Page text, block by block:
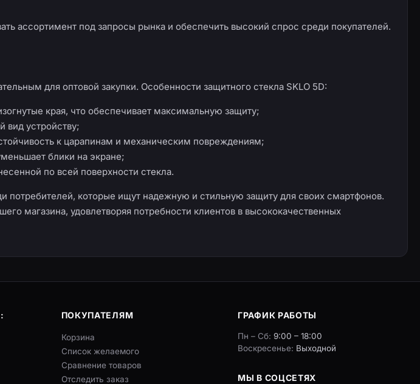
ассортимент под запросы рынка и обеспечить высокий спрос среди покупателей.
для оптовой закупки. Особенности защитного стекла SKLO 5D:
края, что обеспечивает максимальную защиту;
вид устройству;
к царапинам и механическим повреждениям;
блики на экране;
по всей поверхности стекла.
потребителей, которые ищут надежную и стильную защиту для своих смартфонов.
магазина, удовлетворяя потребности клиентов в высококачественных
ПОКУПАТЕЛЯМ
Корзина
Список желаемого
Сравнение товаров
Отследить заказ
ГРАФИК РАБОТЫ
Пн – Сб: 9:00 – 18:00
Воскресенье: Выходной
МЫ В СОЦСЕТЯХ